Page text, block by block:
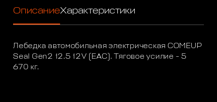
ОписаниеХарактеристики
Лебедка автомобильная электрическая COMEUP
Seal Gen2 12.5 12V (EAC). Тяговое усилие - 5
670 кг.